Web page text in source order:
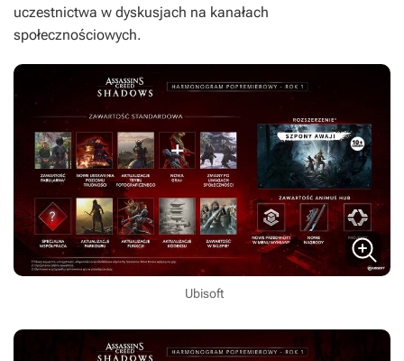
uczestnictwa w dyskusjach na kanałach
społecznościowych.
Ubisoft